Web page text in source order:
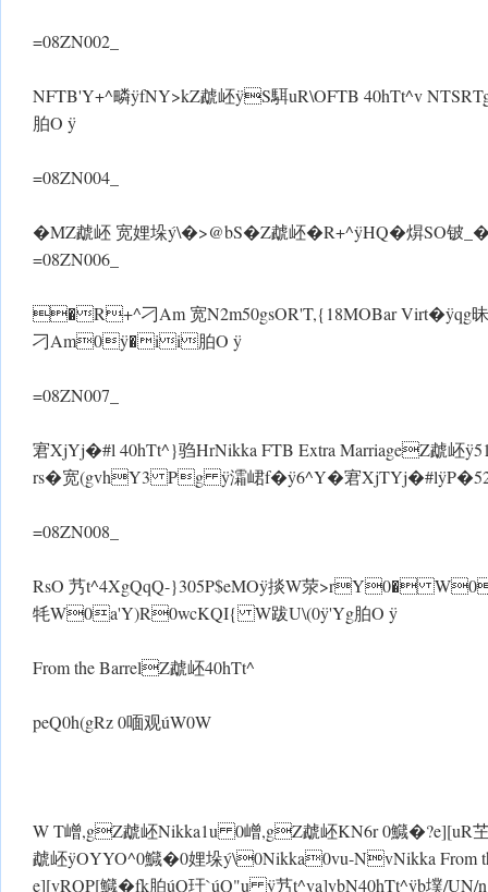
=08ZN002_
NFTB'Y+^疄 ÿfNY>kZ虣岯 ÿS駬uR\OFTB 40hTt^v N
胉O ÿ
=08ZN004_
�MZ虣岯 宽娌垛ý\�>@bS�Z虣岯�R+^ ÿHQ�焺SO铍
=08ZN006_
�R+^刁Am 宽N2m50gsOR'T,{18MOBar Virt�ÿqg昧臹
刁Am0ÿ�ii胉O ÿ
=08ZN007_
宭XjYj�#l 40hTt^}驺HrNikka FTB Extra MarriageZ虣岯
rs�宽(gvhY3 Pg ÿ灀峮f� ÿ6^Y�宭XjTYj�#l
=08ZN008_
RsO 艿t^4XgQqQ-}305 P$eMO ÿ掞 W荥>rY0�
牦 W0a'Y)R0wcKQI{ W跋U\(0ÿ'Yg胉O ÿ
From the BarrelZ虣岯40hTt^
peQ 0h(gRz 0喕观úW0W
W T嶒,gZ虣岯Nikka1u 0嶒,gZ虣岯KN6r 0鱵
虣岯 ÿOYYO^0鱵�0娌垛ý\0Nikka0vu-NvNikka
e][vRQP[鱵�fk胉úQ玗` úQ"u ÿ艿t^va]ybN40hTt^ ÿb墣/UN/